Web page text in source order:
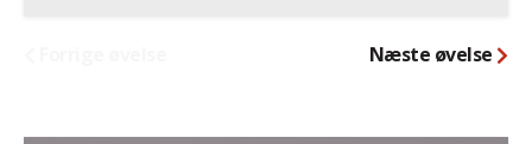
Næste øvelse